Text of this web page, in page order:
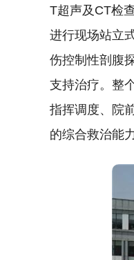
T超声及CT检
进行现场站立
伤控制性剖腹
支持治疗。整
指挥调度、院
的综合救治能力